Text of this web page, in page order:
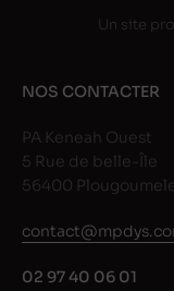
Un site
NOS CONTACTER
PA Keneah Ouest
5 Rue de belle-Île
56400
02 97 40 06 01